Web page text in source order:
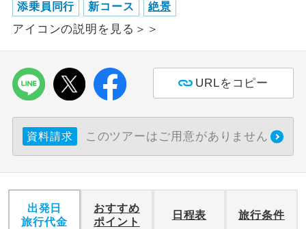
添乗員同行 新コース 絶景
アイコンの説明を見る＞＞
URLをコピー
資料請求 このツアーはご用意がありません
出発日
旅行代金
おすすめ
ポイント
日程表 旅行条件
ホテル指定
ご紹介するホテルを指定したコースで
す。
ス2席利用
す。